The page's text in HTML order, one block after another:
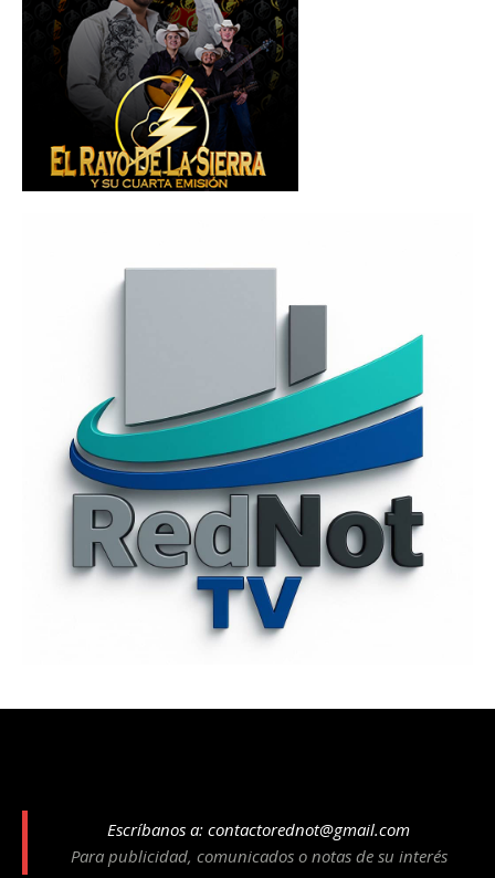
Escríbanos a: contactorednot@gmail.com
Para publicidad, comunicados o notas de su interés